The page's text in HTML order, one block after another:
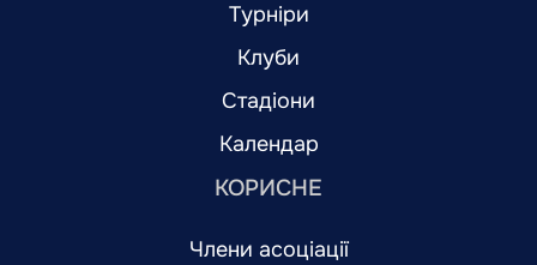
Турніри
Клуби
Стадіони
Календар
КОРИСНЕ
Члени асоціації